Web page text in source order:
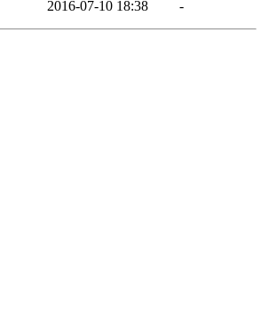
2016-07-10 18:38 -